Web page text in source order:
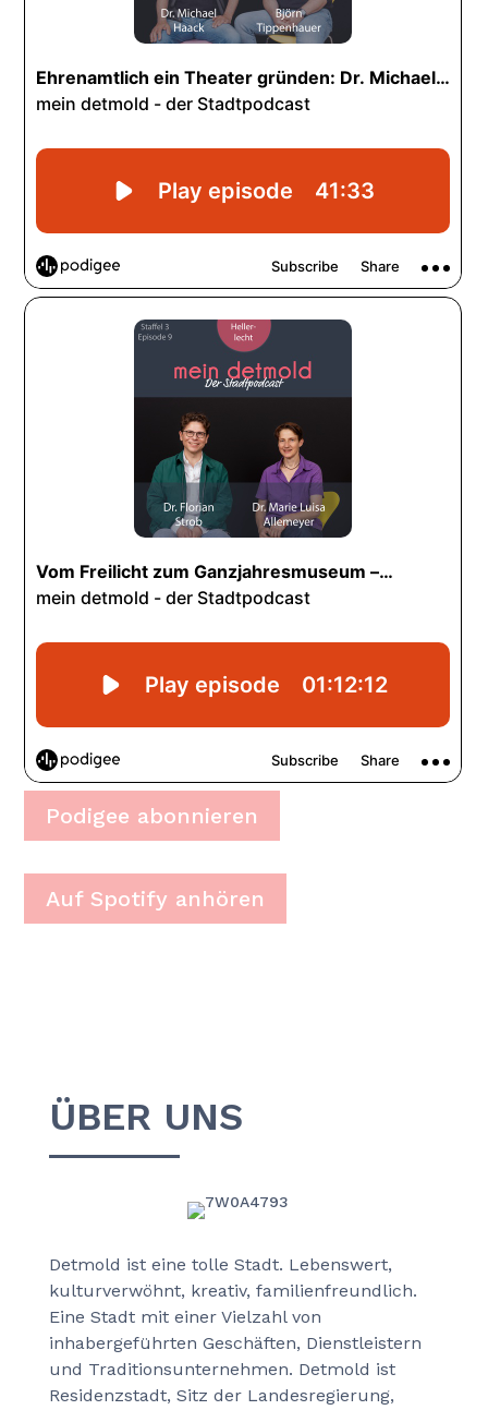
Podigee abonnieren
Auf Spotify anhören
ÜBER UNS
Detmold ist eine tolle Stadt. Lebenswert,
kulturverwöhnt, kreativ, familienfreundlich.
Eine Stadt mit einer Vielzahl von
inhabergeführten Geschäften, Dienstleistern
und Traditionsunternehmen. Detmold ist
Residenzstadt, Sitz der Landesregierung,